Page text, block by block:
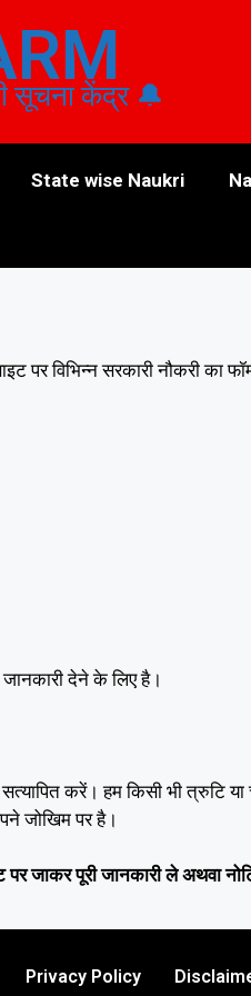
सूचना केंद्र 🔔
State wise Naukri
पर विभिन्न सरकारी नौकरी का
देने के लिए है।
करें। हम किसी भी त्रुटि
जोखिम पर है।
पर जाकर पूरी जानकारी ले अथवा
Privacy Policy